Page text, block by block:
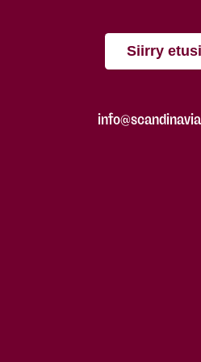
Siirry